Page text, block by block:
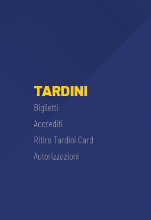
TARDINI
Biglietti
Accrediti
Ritiro Tardini Card
Autorizzazioni